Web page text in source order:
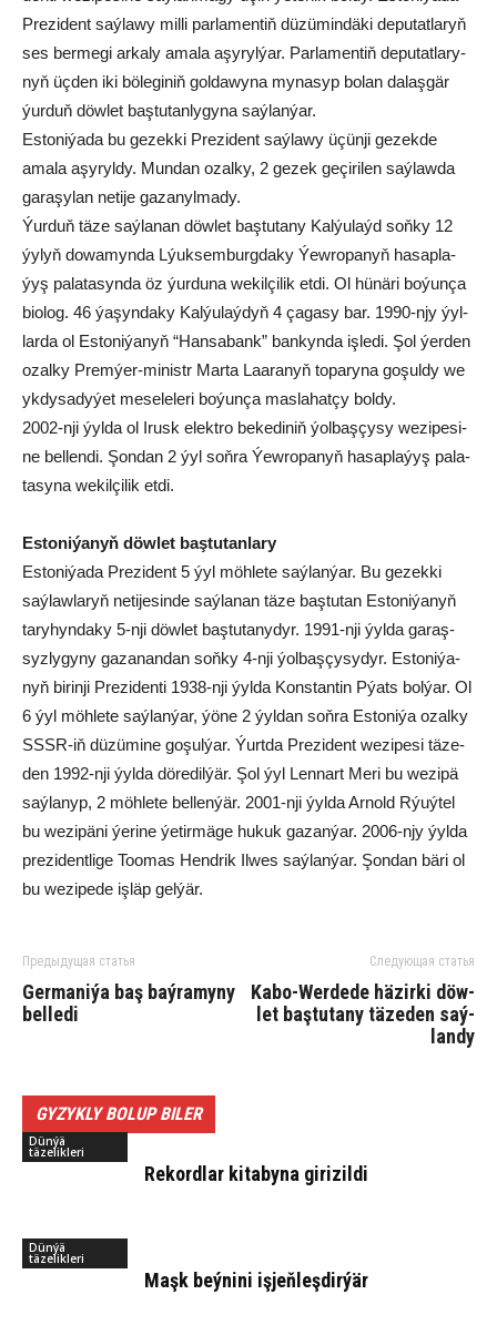
Pre­zi­dent saý­la­wy mil­li par­la­men­tiň dü­zü­min­dä­ki de­pu­tat­la­ryň
ses ber­me­gi ar­ka­ly ama­la aşy­ryl­ýar. Par­la­men­tiň de­pu­tat­la­ry­
nyň üç­den iki bö­le­gi­niň gol­da­wy­na my­na­syp bo­lan da­laş­gär
ýur­duň döw­let baş­tu­tan­ly­gy­na saý­lan­ýar.
Es­to­ni­ýa­da bu ge­zek­ki Pre­zi­dent saý­la­wy üçün­ji ge­zek­de
ama­la aşy­ryl­dy. Mun­dan ozal­ky, 2 ge­zek ge­çi­ri­len saý­law­da
ga­ra­şy­lan ne­ti­je ga­za­nyl­ma­dy.
Ýur­duň tä­ze saý­la­nan döw­let baş­tu­ta­ny Kal­ýu­laýd soň­ky 12
ýy­lyň do­wa­myn­da Lýuk­sem­burg­da­ky Ýew­ro­pa­nyň ha­sap­la­
ýyş pa­la­ta­syn­da öz ýur­du­na we­kil­çi­lik et­di. Ol hü­nä­ri bo­ýun­ça
bio­log. 46 ýa­şyn­da­ky Kal­ýu­laý­dyň 4 ça­ga­sy bar. 1990-njy ýyl­
lar­da ol Es­to­ni­ýa­nyň “Han­sa­bank” ban­kyn­da iş­le­di. Şol ýer­den
ozal­ky Prem­ýer-mi­nistr Mar­ta Laa­ra­nyň to­pa­ry­na go­şul­dy we
yk­dy­sa­dy­ýet me­se­le­le­ri bo­ýun­ça mas­la­hat­çy bol­dy.
2002-nji ýyl­da ol Irusk elekt­ro be­ke­di­niň ýol­baş­çy­sy we­zi­pe­si­
ne bel­len­di. Şon­dan 2 ýyl soň­ra Ýew­ro­pa­nyň ha­sap­la­ýyş pa­la­
ta­sy­na wekilçilik etdi.
Es­to­ni­ýa­nyň döw­let baş­tu­tan­la­ry
Es­to­ni­ýa­da Pre­zi­dent 5 ýyl möh­le­te saý­lan­ýar. Bu ge­zek­ki
saý­law­la­ryň ne­ti­je­sin­de saý­la­nan tä­ze baş­tu­tan Es­to­ni­ýa­nyň
ta­ry­hyn­da­ky 5-nji döw­let baş­tu­ta­ny­dyr. 1991-nji ýyl­da ga­raş­
syz­ly­gy­ny ga­za­nan­dan soň­ky 4-nji ýolbaşçysy­dyr. Es­to­ni­ýa­
nyň bi­rin­ji Pre­zi­den­ti 1938-nji ýyl­da Kons­tan­tin Pýats bol­ýar. Ol
6 ýyl möh­le­te saý­la­n­ýar, ýö­ne 2 ýyl­dan soň­ra Es­to­ni­ýa ozal­ky
SSSR-iň dü­zü­mi­ne go­şul­ýar. Ýurt­da Pre­zi­dent we­zi­pe­si tä­ze­
den 1992-nji ýyl­da dö­re­dil­ýär. Şol ýyl Len­nart Me­ri bu we­zi­pä
saý­la­nyp, 2 möh­le­te bel­le­n­ýär. 2001-nji ýyl­da Ar­nold Rýuý­tel
bu we­zi­pä­ni ýe­ri­ne ýe­tir­mä­ge hu­kuk ga­zan­ýar. 2006-njy ýyl­da
prezidentlige Too­mas Hend­rik Il­wes saý­la­n­ýar. Şon­dan bä­ri ol
bu we­zi­pe­de iş­läp gel­ýär.
Предыдущая статья
Ger­ma­ni­ýa baş baý­ra­my­ny
bel­le­di
Следующая статья
Ka­bo-Wer­de­de hä­zir­ki döw­
let baş­tu­ta­ny tä­ze­den saý­
lan­dy
GYZYKLY BOLUP BILER
Dünýä
täzelikleri
Re­kord­lar ki­ta­by­na gi­ri­zil­di
Dünýä
täzelikleri
Maşk beý­ni­ni iş­jeň­leş­dir­ýär